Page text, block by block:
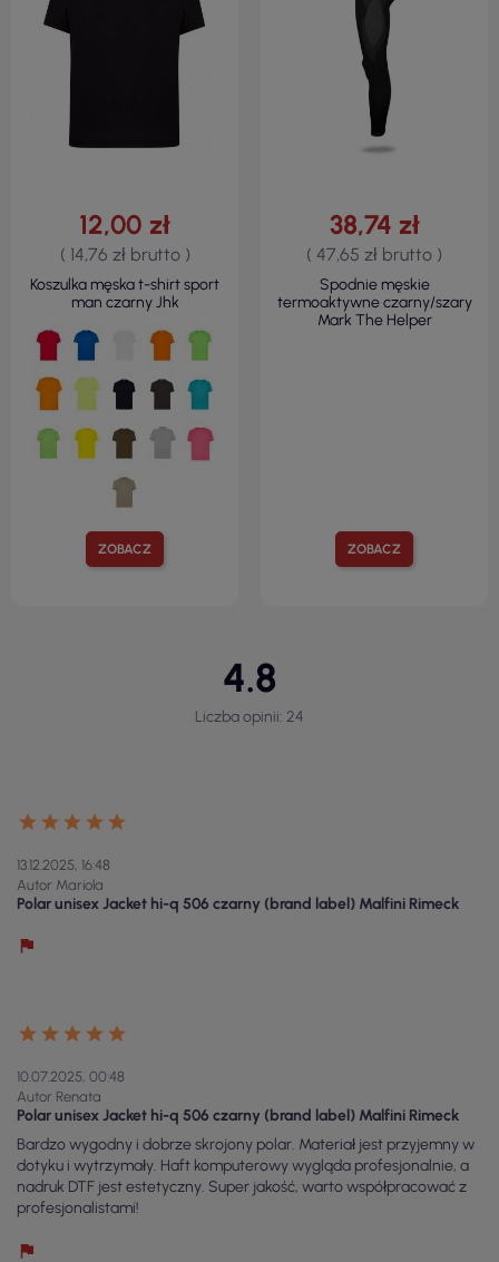
ZOBACZ
12,00 zł
( 14,76 zł brutto )
Koszulka męska t-shirt sport
man czarny Jhk
ZOBACZ
38,74 zł
( 47,65 zł brutto )
Spodnie męskie
termoaktywne czarny/szary
Mark The Helper
4.8
Liczba opinii: 24
13.12.2025, 16:48
Autor Mariola
Polar unisex Jacket hi-q 506 czarny (brand label) Malfini Rimeck
10.07.2025, 00:48
Autor Renata
Polar unisex Jacket hi-q 506 czarny (brand label) Malfini Rimeck
Bardzo wygodny i dobrze skrojony polar. Materiał jest przyjemny w
dotyku i wytrzymały. Haft komputerowy wygląda profesjonalnie, a
nadruk DTF jest estetyczny. Super jakość, warto współpracować z
profesjonalistami!